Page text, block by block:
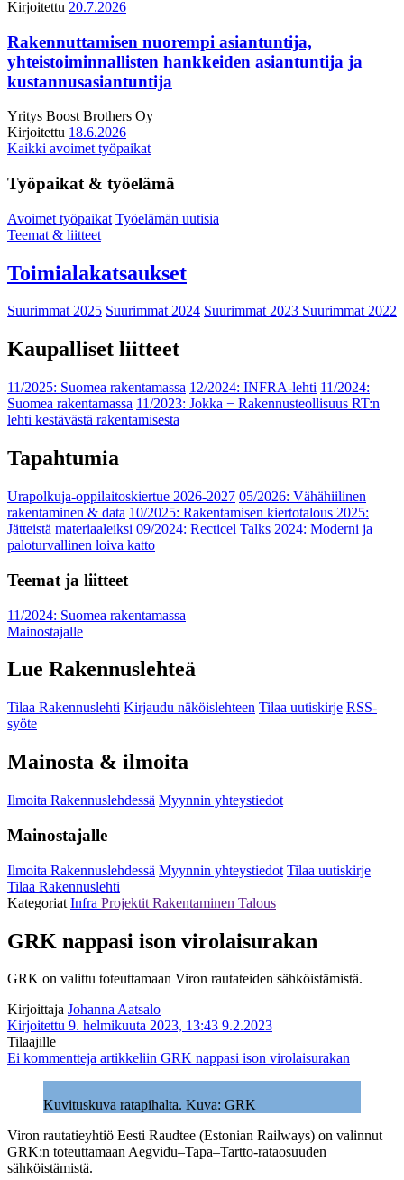
Kirjoitettu 20.7.2026
Rakennuttamisen nuorempi asiantuntija,
yhteistoiminnallisten hankkeiden asiantuntija ja
kustannusasiantuntija
Yritys Boost Brothers Oy
Kirjoitettu 18.6.2026
Kaikki avoimet työpaikat
Työpaikat & työelämä
Avoimet työpaikat Työelämän uutisia
Teemat & liitteet
Toimialakatsaukset
Suurimmat 2025 Suurimmat 2024 Suurimmat 2023 Suurimmat 2022
Kaupalliset liitteet
11/2025: Suomea rakentamassa 12/2024: INFRA-lehti 11/2024:
Suomea rakentamassa 11/2023: Jokka − Rakennusteollisuus RT:n
lehti kestävästä rakentamisesta
Tapahtumia
Urapolkuja-oppilaitoskiertue 2026-2027 05/2026: Vähähiilinen
rakentaminen & data 10/2025: Rakentamisen kiertotalous 2025:
Jätteistä materiaaleiksi 09/2024: Recticel Talks 2024: Moderni ja
paloturvallinen loiva katto
Teemat ja liitteet
11/2024: Suomea rakentamassa
Mainostajalle
Lue Rakennuslehteä
Tilaa Rakennuslehti Kirjaudu näköislehteen Tilaa uutiskirje RSS-
syöte
Mainosta & ilmoita
Ilmoita Rakennuslehdessä Myynnin yhteystiedot
Mainostajalle
Ilmoita Rakennuslehdessä Myynnin yhteystiedot Tilaa uutiskirje
Tilaa Rakennuslehti
Kategoriat Infra Projektit Rakentaminen Talous
GRK nappasi ison virolaisurakan
GRK on valittu toteuttamaan Viron rautateiden sähköistämistä.
Kirjoittaja Johanna Aatsalo
Kirjoitettu 9. helmikuuta 2023, 13:43 9.2.2023
Tilaajille
Ei kommentteja artikkeliin GRK nappasi ison virolaisurakan
Kuvituskuva ratapihalta. Kuva: GRK
Viron rautatieyhtiö Eesti Raudtee (Estonian Railways) on valinnut
GRK:n toteuttamaan Aegvidu–Tapa–Tartto-rataosuuden
sähköistämistä.